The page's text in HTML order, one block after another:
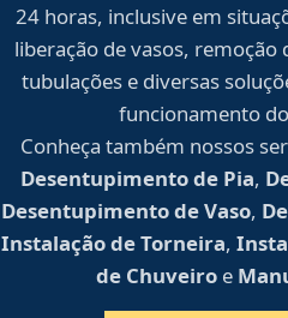
24 horas, inclusive em
liberação de vasos,
tubulações e diversas
funcionamento
Conheça também nossos
Desentupimento de Pia,
Desentupimento de Vaso,
Instalação de Torneira,
de Chuveiro e